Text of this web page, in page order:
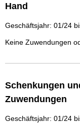
Hand
Geschäftsjahr: 01/24
Keine Zuwendungen
Schenkungen
Zuwendungen
Geschäftsjahr: 01/24